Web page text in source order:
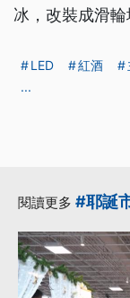
冰，改裝成滑輪
LED 紅酒
...
閱讀更多 #耶誕